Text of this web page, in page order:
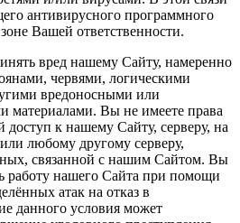
антивирусного программного
Вашей ответственности.
вред нашему Сайту, намеренно
червями, логическими
вредоносными или
материалами. Вы не имеете права
к нашему Сайту, серверу, на
любому другому серверу,
связанной с нашим Сайтом. Вы
работу нашего Сайта при помощи
атак на отказ в
данного условия может